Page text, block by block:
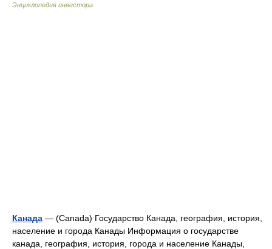
Энциклопедия инвестора
Канада — (Canada) Государство Канада, география, история,
население и города Канады Информация о государстве
канада, география, история, города и население Канады,